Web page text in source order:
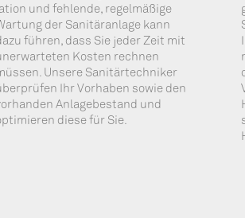
la­ti­on und feh­len­de, regel­mä­ßi­ge
der Sani­tär­an­la­ge kann
füh­ren, dass Sie jeder Zeit mit
Kos­ten rech­nen
Unse­re Sani­tär­tech­ni­ker
Ihr Vor­ha­ben sowie den
Anla­ge­be­stand und
die­se für Sie.